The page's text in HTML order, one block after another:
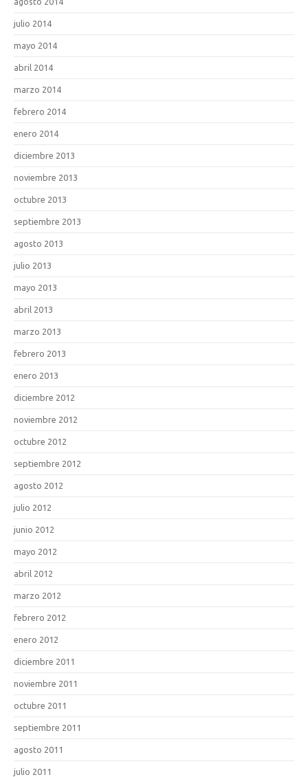
julio 2014
mayo 2014
abril 2014
marzo 2014
febrero 2014
enero 2014
diciembre 2013
noviembre 2013
octubre 2013
septiembre 2013
agosto 2013
julio 2013
mayo 2013
abril 2013
marzo 2013
febrero 2013
enero 2013
diciembre 2012
noviembre 2012
octubre 2012
septiembre 2012
agosto 2012
julio 2012
junio 2012
mayo 2012
abril 2012
marzo 2012
febrero 2012
enero 2012
diciembre 2011
noviembre 2011
octubre 2011
septiembre 2011
agosto 2011
julio 2011